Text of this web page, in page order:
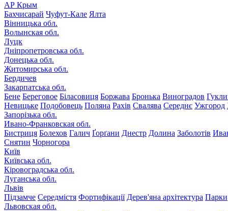
АР Крым
Бахчисарай Чуфут-Кале Ялта
Вінницька обл.
Волынская обл.
Луцк
Дніпропетровська обл.
Донецька обл.
Житомирська обл.
Бердичев
Закарпатська обл.
Бене Береговое Біласовиця Боржава Бронька Виноградов
Невицьке Подобовець Поляна Рахів Свалява Середнє Ужгород
Запорізька обл.
Ивано-Франковская обл.
Бистриця Болехов Галич Ґорґани Днестр Долина Заболотів
Снятин Чорногора
Київ
Київська обл.
Кіровоградська обл.
Луганська обл.
Львів
Підзамче Середмістя Фортифікації Дерев'яна архітектура Парки
Львовская обл.